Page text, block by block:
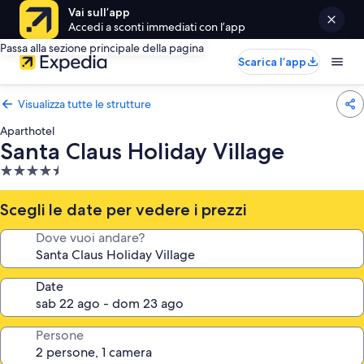
Vai sull’app
Accedi a sconti immediati con l’app
Passa alla sezione principale della pagina
Scarica l’app
Visualizza tutte le strutture
Aparthotel
Santa Claus Holiday Village
Struttura
a
4.5
stelle
Scegli le date per vedere i prezzi
Dove vuoi andare?
Date
Persone